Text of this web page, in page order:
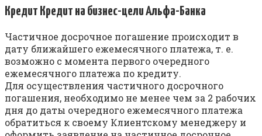
Кредит Кредит на бизнес-цели Альфа-Банка
Частичное досрочное погашение происходит в
дату ближайшего ежемесячного платежа, т. е.
возможно с момента первого очередного
ежемесячного платежа по кредиту.
Для осуществления частичного досрочного
погашения, необходимо не менее чем за 2 рабочих
дня до даты очередного ежемесячного платежа
обратиться к своему Клиентскому менеджеру и